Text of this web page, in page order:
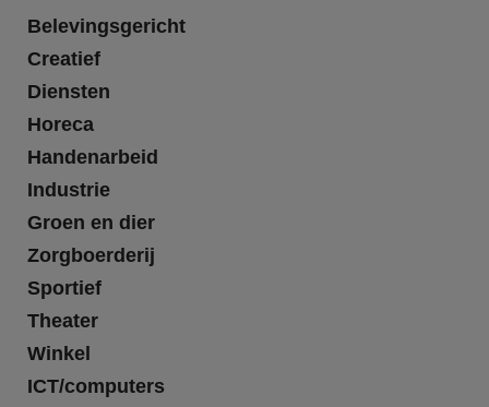
Belevingsgericht
Creatief
Diensten
Horeca
Handenarbeid
Industrie
Groen en dier
Zorgboerderij
Sportief
Theater
Winkel
ICT/computers